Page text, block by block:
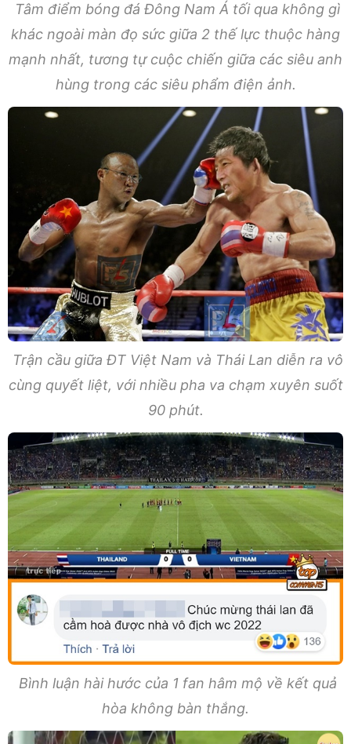
Tâm điểm bóng đá Đông Nam Á tối qua không gì
khác ngoài màn đọ sức giữa 2 thế lực thuộc hàng
mạnh nhất, tương tự cuộc chiến giữa các siêu anh
hùng trong các siêu phẩm điện ảnh.
Trận cầu giữa ĐT Việt Nam và Thái Lan diễn ra vô
cùng quyết liệt, với nhiều pha va chạm xuyên suốt
90 phút.
Bình luận hài hước của 1 fan hâm mộ về kết quả
hòa không bàn thắng.